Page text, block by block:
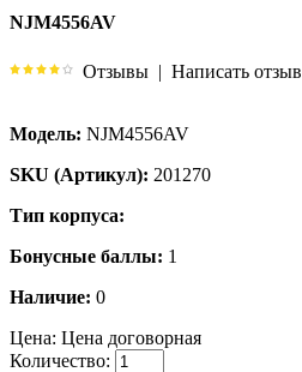
NJM4556AV
Отзывы | Написать отзыв
Модель: NJM4556AV
SKU (Артикул): 201270
Тип корпуса:
Бонусные баллы: 1
Наличие: 0
Цена: Цена договорная
Количество: